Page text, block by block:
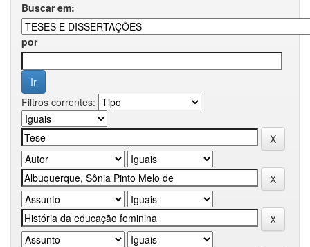
Buscar em:
por
Filtros correntes: